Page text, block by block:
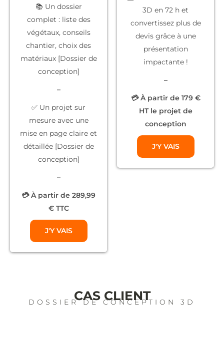
📚 Un dossier
complet : liste des
végétaux, conseils
chantier, choix des
matériaux [Dossier de
conception]
–
✅ Un projet sur
mesureavec une
mise en page claire et
détaillée [Dossier de
conception]
–
💳 À partir de 289,99
€ TTC
J'Y VAIS
3D en 72 h et
convertissez plus de
devis grâce à une
présentation
impactante !
–
💳 À partir de 179 €
HT le projet de
conception
J'Y VAIS
CAS CLIENT
DOSSIER DE CONCEPTION 3D